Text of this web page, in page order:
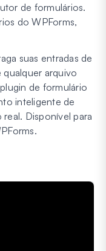
de formulários.
do WPForms,
suas entradas de
arquivo
de formulário
inteligente de
Disponível para